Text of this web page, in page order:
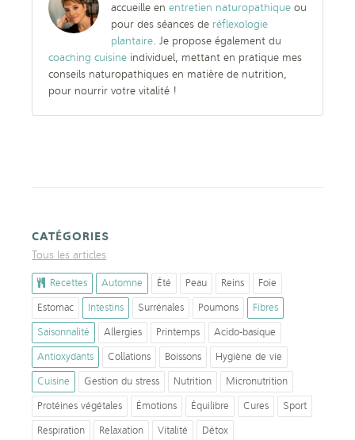
accueille en entretien naturopathique ou
pour des séances de réflexologie
plantaire. Je propose également du
coaching cuisine individuel, mettant en pratique mes
conseils naturopathiques en matière de nutrition,
pour nourrir votre vitalité !
CATÉGORIES
Tous les articles
Recettes Automne Été Peau Reins
Foie
Estomac
Intestins Surrénales Poumons
Fibres
Saisonnalité
Allergies Printemps
Acido-basique
Antioxydants
Collations Boissons
Hygiène de vie
Cuisine
Gestion du stress Nutrition
Micronutrition
Protéines végétales
Émotions Équilibre Cures
Sport
Respiration
Relaxation Vitalité
Détox